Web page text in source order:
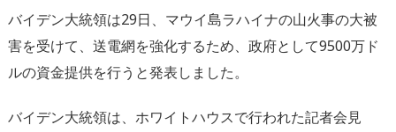
バイデン大統領は29日、マウイ島ラハイナの山火事の大被
害を受けて、送電網を強化するため、政府として9500万ド
ルの資金提供を行うと発表しました。
バイデン大統領は、ホワイトハウスで行われた記者会見